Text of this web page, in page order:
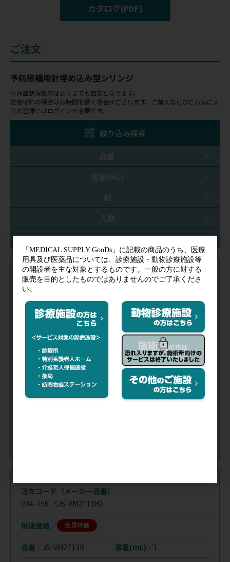
カタログ(PDF)
ご注文
予防接種用針埋め込み型シリンジ
※在庫状況表示はあくまでも目安となります。
在庫切れの場合はお時間を頂く場合がございます。ご購入ならびにお気に入
りの登録にはログインが必要です。
絞り込み検索
品番
容量(mL)
針
入数
在庫
注文コード（メーカー品番）
034-755
税抜価格 会員特価
品番／JS-VM2613R 容量(mL)／1
26G×1/2 入数／1箱(100本)
／あり
注文コード（メーカー品番）
034-756 （JS-VM2713R）
税抜価格 会員特価
品番／JS-VM2713R 容量(mL)／1